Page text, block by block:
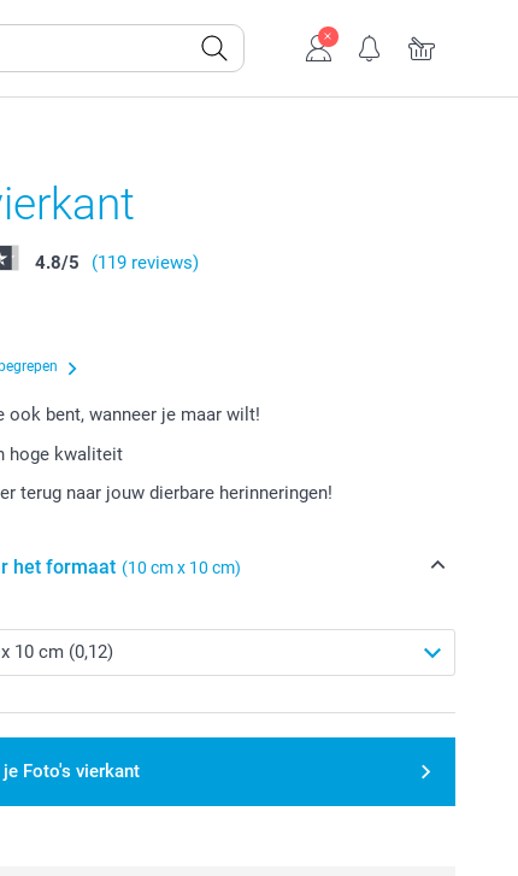
4.8/5 (119 reviews)
ook bent, wanneer je maar wilt!
hoge kwaliteit
terug naar jouw dierbare herinneringen!
het formaat (10 cm x 10 cm)
je Foto's vierkant